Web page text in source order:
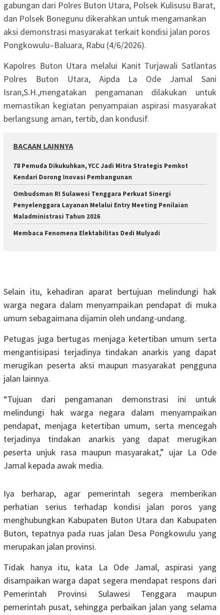
gabungan dari Polres Buton Utara, Polsek Kulisusu Barat,
dan Polsek Bonegunu dikerahkan untuk mengamankan
aksi demonstrasi masyarakat terkait kondisi jalan poros
Pongkowulu–Baluara, Rabu (4/6/2026).
Kapolres Buton Utara melalui Kanit Turjawali Satlantas
Polres Buton Utara, Aipda La Ode Jamal Sani
Isran,S.H.,mengatakan pengamanan dilakukan untuk
memastikan kegiatan penyampaian aspirasi masyarakat
berlangsung aman, tertib, dan kondusif.
BACAAN LAINNYA
78 Pemuda Dikukuhkan, YCC Jadi Mitra Strategis Pemkot
Kendari Dorong Inovasi Pembangunan
Ombudsman RI Sulawesi Tenggara Perkuat Sinergi
Penyelenggara Layanan Melalui Entry Meeting Penilaian
Maladministrasi Tahun 2026
Membaca Fenomena Elektabilitas Dedi Mulyadi
Selain itu, kehadiran aparat bertujuan melindungi hak
warga negara dalam menyampaikan pendapat di muka
umum sebagaimana dijamin oleh undang-undang.
Petugas juga bertugas menjaga ketertiban umum serta
mengantisipasi terjadinya tindakan anarkis yang dapat
merugikan peserta aksi maupun masyarakat pengguna
jalan lainnya.
“Tujuan dari pengamanan demonstrasi ini untuk
melindungi hak warga negara dalam menyampaikan
pendapat, menjaga ketertiban umum, serta mencegah
terjadinya tindakan anarkis yang dapat merugikan
peserta unjuk rasa maupun masyarakat,” ujar La Ode
Jamal kepada awak media.
Iya berharap, agar pemerintah segera memberikan
perhatian serius terhadap kondisi jalan poros yang
menghubungkan Kabupaten Buton Utara dan Kabupaten
Buton, tepatnya pada ruas jalan Desa Pongkowulu yang
merupakan jalan provinsi.
Tidak hanya itu, kata La Ode Jamal, aspirasi yang
disampaikan warga dapat segera mendapat respons dari
Pemerintah Provinsi Sulawesi Tenggara maupun
pemerintah pusat, sehingga perbaikan jalan yang selama